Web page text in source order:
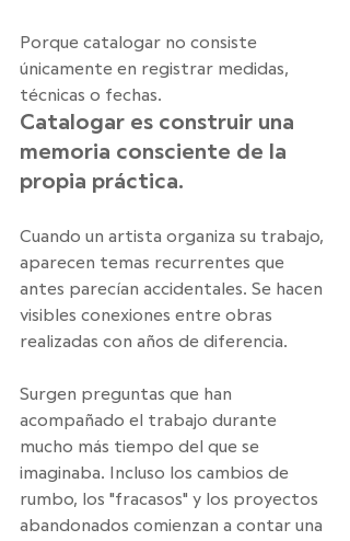
Porque catalogar no consiste
únicamente en registrar medidas,
técnicas o fechas.
Catalogar es construir una
memoria consciente de la
propia práctica.
Cuando un artista organiza su trabajo,
aparecen temas recurrentes que
antes parecían accidentales. Se hacen
visibles conexiones entre obras
realizadas con años de diferencia.
Surgen preguntas que han
acompañado el trabajo durante
mucho más tiempo del que se
imaginaba. Incluso los cambios de
rumbo, los "fracasos" y los proyectos
abandonados comienzan a contar una